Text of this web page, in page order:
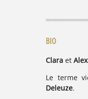
BIO
Clara et
Le terme
Deleuze.